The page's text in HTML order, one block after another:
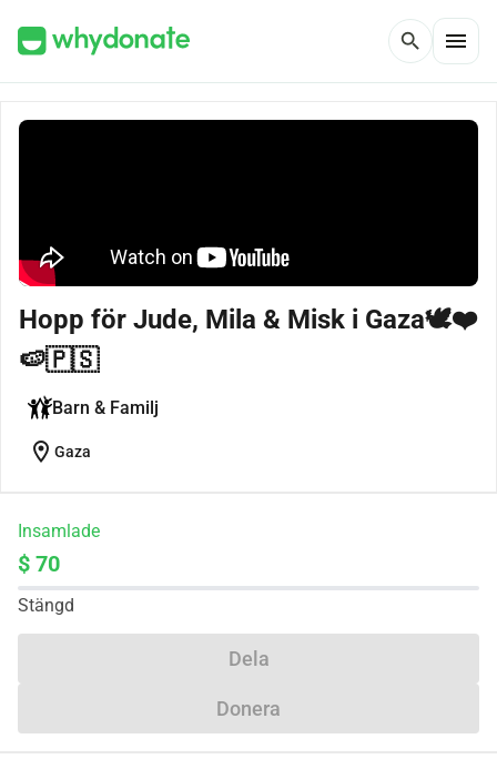
search menu
Hopp för Jude, Mila & Misk i Gaza🕊❤
🍉🇵🇸
Barn & Familj
location_on Gaza
Insamlade
$ 70
Stängd
Dela
Donera